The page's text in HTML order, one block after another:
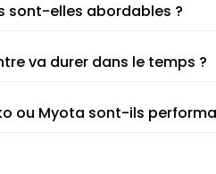
sont-elles abordables ?
va durer dans le temps ?
ou Myota sont-ils